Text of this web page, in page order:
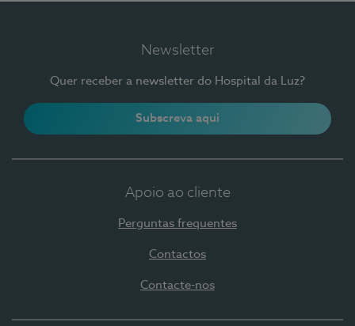
Newsletter
Quer receber a newsletter do Hospital da Luz?
Subscreva aqui
Apoio ao cliente
Perguntas frequentes
Contactos
Contacte-nos